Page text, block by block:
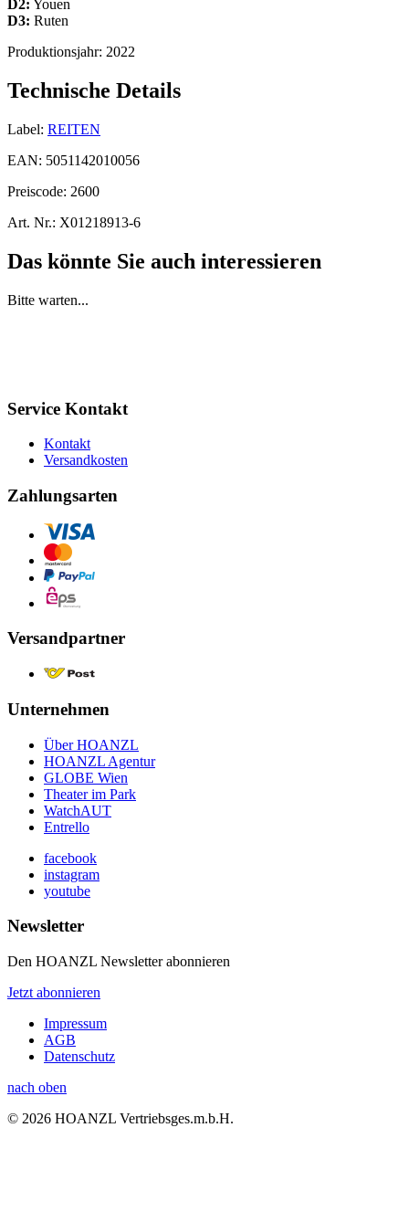
D2: Youen
D3: Ruten
Produktionsjahr: 2022
Technische Details
Label: REITEN
EAN: 5051142010056
Preiscode: 2600
Art. Nr.: X01218913-6
Das könnte Sie auch interessieren
Bitte warten...
Service Kontakt
Kontakt
Versandkosten
Zahlungsarten
Versandpartner
Unternehmen
Über HOANZL
HOANZL Agentur
GLOBE Wien
Theater im Park
WatchAUT
Entrello
facebook
instagram
youtube
Newsletter
Den HOANZL Newsletter abonnieren
Jetzt abonnieren
Impressum
AGB
Datenschutz
nach oben
© 2026 HOANZL Vertriebsges.m.b.H.